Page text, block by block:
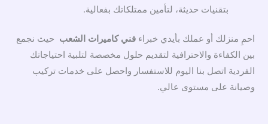
بتقنيات حديثة، لتأمين ممتلكاتك بفعالية.
احمِ منزلك أو عملك بأيدي خبراءفني كاميرات الشعب حيث نجمع
بين الكفاءة والاحترافية لتقديم حلول مخصصة لتلبية احتياجاتك
الفردية اتصل بنا اليوم للاستفسار واحصل على خدمات تركيب
وصيانة على مستوى عالي.